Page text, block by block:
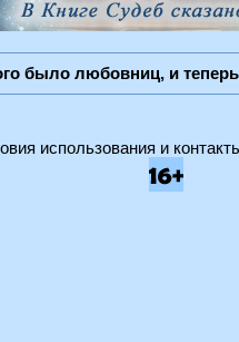
было любовниц, и
использования и